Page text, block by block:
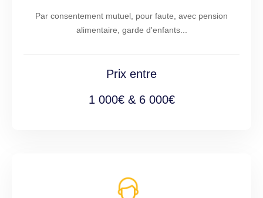
Par consentement mutuel, pour faute, avec pension
alimentaire, garde d'enfants...
Prix entre
1 000€ & 6 000€